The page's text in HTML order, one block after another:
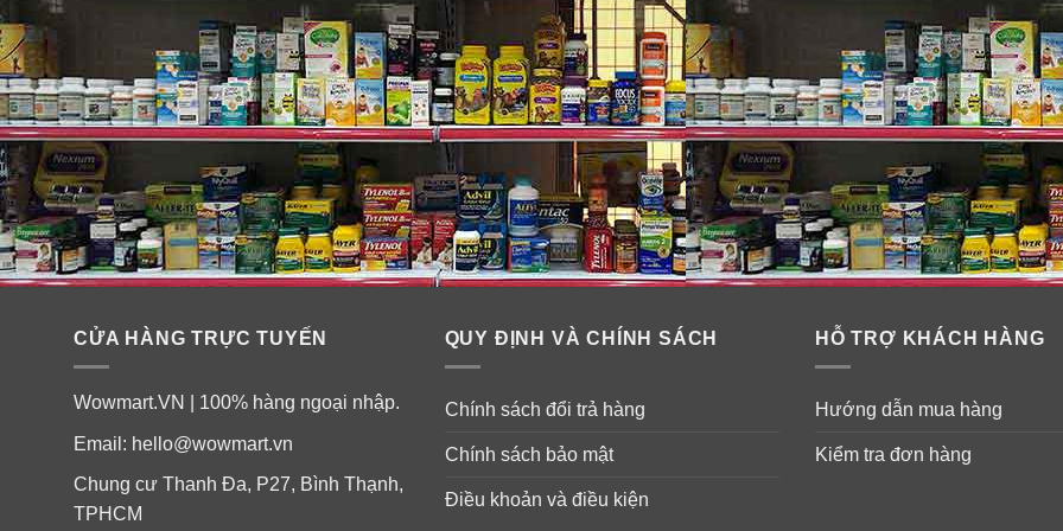
Không chứa
: gluten, trứng, muối, lactose, chất bảo quản, màu sắc và hương vị nhân tạo. Thủy ngân đã được kiểm
bé.
Swisse Women’s Health
Phụ nữ dự định mang thai, đang có bầu, sau khi mang thai hoặc đang nuôi con bằng sữa mẹ : Uống 1 viên
Lưu trữ dưới 30ºC.
Lưu ý: Sản phẩm này không phải là thuốc, không có tác dụng thay thế thuốc chữa bệnh, hiệu quả sử dụng sản phẩm
CỬA HÀNG TRỰC TUYẾN
Wowmart.VN | 100% hàng ngoại nhập.
Email: hello@wowmart.vn
Chung cư Thanh Đa, P27, Bình Thạnh,
TPHCM
QUY ĐỊNH VÀ CHÍNH SÁCH
Chính sách đổi trả hàng
Chính sách bảo mật
Điều khoản và điều kiện
HỖ TRỢ KHÁCH HÀNG
Hướng dẫn mua hàng
Kiểm tra đơn hàng